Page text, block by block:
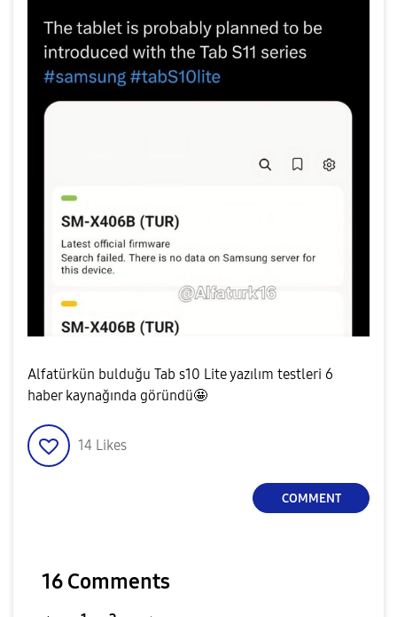
Alfatürkün bulduğu Tab s10 Lite yazılım testleri 6
haber kaynağında göründü🤩
14 Likes
COMMENT
16 Comments